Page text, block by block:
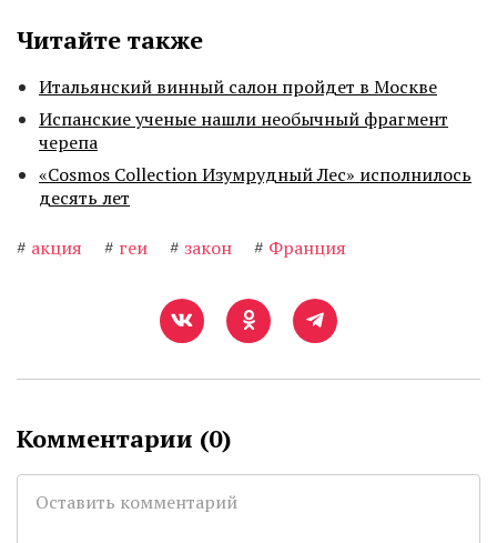
Читайте также
Итальянский винный салон пройдет в Москве
Испанские ученые нашли необычный фрагмент
черепа
«Cosmos Collection Изумрудный Лес» исполнилось
десять лет
# акция # геи # закон # Франция
Комментарии (0)